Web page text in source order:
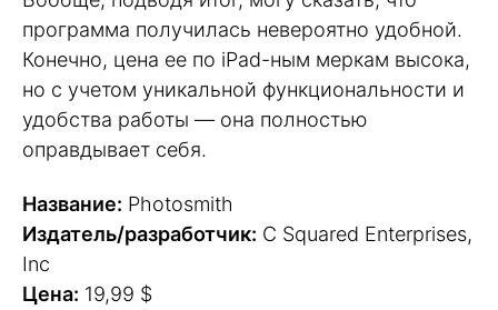
программа получилась невероятно удобной.
Конечно, цена ее по iPad-ным меркам высока,
но с учетом уникальной функциональности и
удобства работы — она полностью
оправдывает себя.
Название: Photosmith
Издатель/разработчик: C Squared Enterprises,
Inc
Цена: 19,99 $